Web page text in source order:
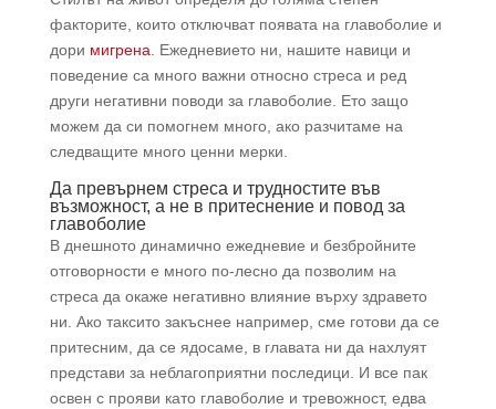
факторите, които отключват появата на главоболие и
дори мигрена. Ежедневието ни, нашите навици и
поведение са много важни относно стреса и ред
други негативни поводи за главоболие. Ето защо
можем да си помогнем много, ако разчитаме на
следващите много ценни мерки.
Да превърнем стреса и трудностите във
възможност, а не в притеснение и повод за
главоболие
В днешното динамично ежедневие и безбройните
отговорности е много по-лесно да позволим на
стреса да окаже негативно влияние върху здравето
ни. Ако таксито закъснее например, сме готови да се
притесним, да се ядосаме, в главата ни да нахлуят
представи за неблагоприятни последици. И все пак
освен с прояви като главоболие и тревожност, едва